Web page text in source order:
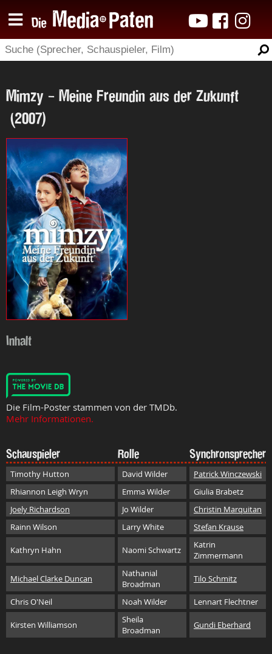
Mimzy - Meine Freundin aus der Zukunft
(2007)
Inhalt
Die Film-Poster stammen von der TMDb.
Mehr Informationen.
Schauspieler Rolle Synchronsprecher
Timothy Hutton David Wilder
Patrick Winczewski
Rhiannon Leigh Wryn
Emma Wilder
Giulia Brabetz
Joely Richardson
Jo Wilder
Christin Marquitan
Rainn Wilson
Larry White Stefan Krause
Kathryn Hahn Naomi Schwartz
Katrin
Zimmermann
Michael Clarke Duncan
Nathanial
Broadman
Tilo Schmitz
Chris O'Neil Noah Wilder Lennart Flechtner
Kirsten Williamson
Sheila
Broadman
Gundi Eberhard